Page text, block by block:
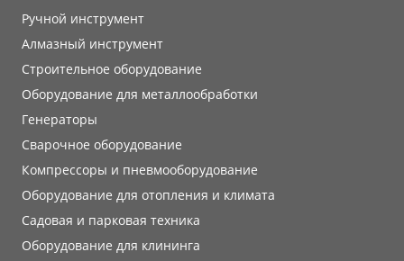
Ручной инструмент
Алмазный инструмент
Строительное оборудование
Оборудование для металлообработки
Генераторы
Сварочное оборудование
Компрессоры и пневмооборудование
Оборудование для отопления и климата
Садовая и парковая техника
Оборудование для клининга